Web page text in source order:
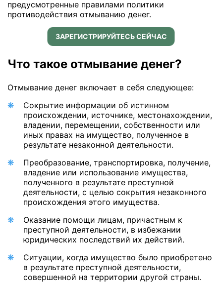
предусмотренные правилами политики
противодействия отмыванию денег.
ЗАРЕГИСТРИРУЙТЕСЬ СЕЙЧАС
Что такое отмывание денег?
Отмывание денег включает в себя следующее:
Сокрытие информации об истинном
происхождении, источнике, местонахождении,
владении, перемещении, собственности или
иных правах на имущество, полученное в
результате незаконной деятельности.
Преобразование, транспортировка, получение,
владение или использование имущества,
полученного в результате преступной
деятельности, с целью сокрытия незаконного
происхождения этого имущества.
Оказание помощи лицам, причастным к
преступной деятельности, в избежании
юридических последствий их действий.
Ситуации, когда имущество было приобретено
в результате преступной деятельности,
совершенной на территории другой страны.